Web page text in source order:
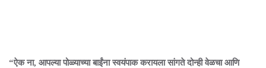
“ऐक ना, आपल्या पोळ्याच्या बाईंना स्वयंपाक करायला सांगते दोन्ही वेळचा आणि